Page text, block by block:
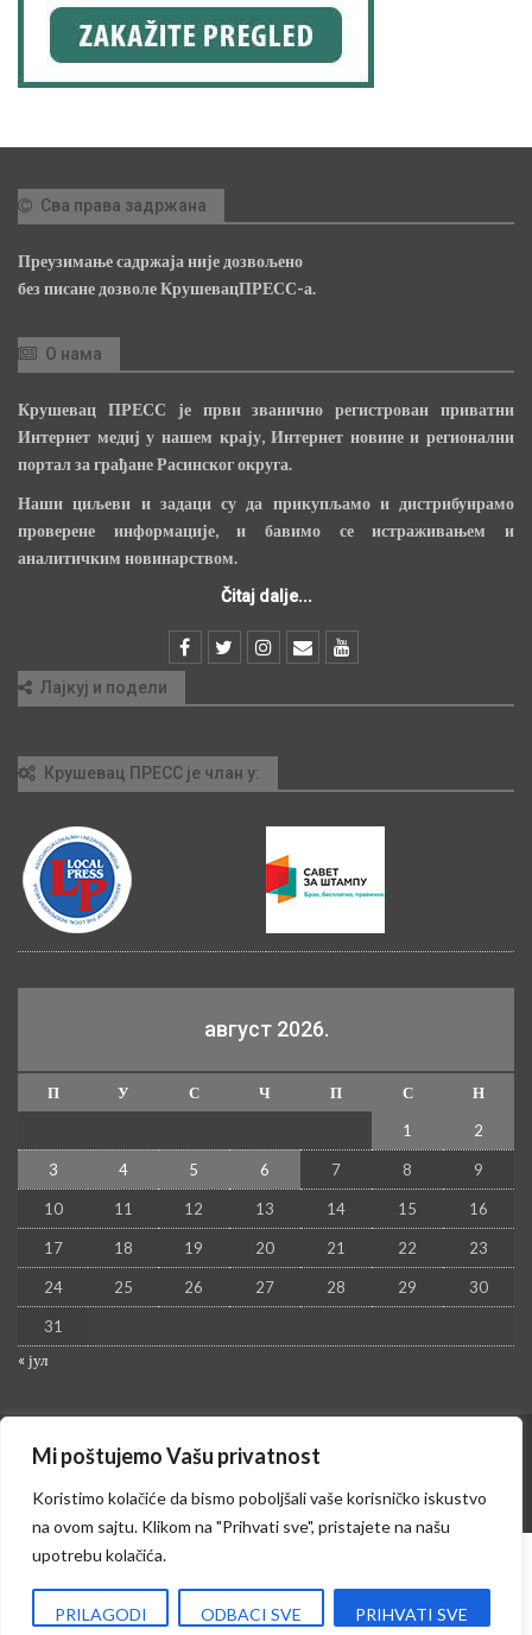
Mi poštujemo Vašu privatnost
Koristimo kolačiće da bismo poboljšali vaše korisničko iskustvo
na ovom sajtu. Klikom na "Prihvati sve", pristajete na našu
upotrebu kolačića.
PRILAGODI ODBACI SVE PRIHVATI SVE
Сва права задржана
Преузимање садржаја није дозвољено
без писане дозволе КрушевацПРЕСС-а.
О нама
Крушевац ПРЕСС је први званично регистрован приватни
Интернет медиј у нашем крају, Интернет новине и регионални
портал за грађане Расинског округа.
Наши циљеви и задаци су да прикупљамо и дистрибуирамо
проверене информације, и бавимо се истраживањем и
аналитичким новинарством.
Čitaj dalje...
Лајкуј и подели
Крушевац ПРЕСС је члан у:
август 2026.
П У С Ч П С
Н
1
2
3 4 5 6 7 8 9
10 11 12 13 14 15 16
17 18 19 20 21 22 23
24 25 26 27 28 29 30
31
« јул
© 2026 - Kruševac PRESS. Sva prava zadržana.
Izrada sajta i hosting:Hosting-Srbija